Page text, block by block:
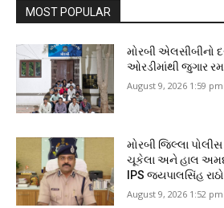
MOST POPULAR
મોરબી એલસીબીનો
ઓરડીમાંથી જુગાર
August 9, 2026 1:59 pm
મોરબી જિલ્લા
ચૂકેલા અને હાલ
IPS જયપાલસિંહ
August 9, 2026 1:52 pm